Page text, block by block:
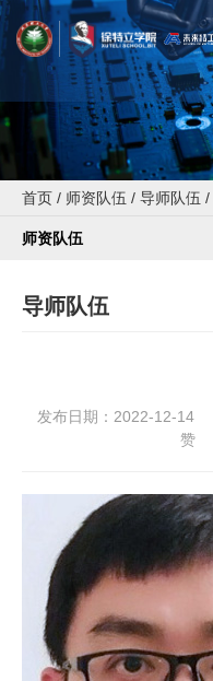
首页 / 师资队伍 / 导师队伍 /
师资队伍
导师队伍
发布日期：2022-12-14
赞